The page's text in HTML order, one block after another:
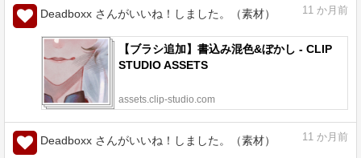
Deadboxx さんがいいね！しました。（素材） 11 か月前
【ブラシ追加】書込み混色&ぼかし - CLIP
STUDIO ASSETS
assets.clip-studio.com
Deadboxx さんがいいね！しました。（素材） 11 か月前